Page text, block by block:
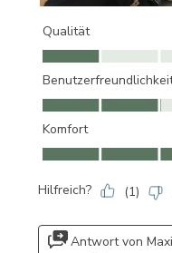
Qualität
Qualität, 1.0 von 5
Komfort
Komfort, 4.0 von 5
Hilfreich? (1)
Antwort von